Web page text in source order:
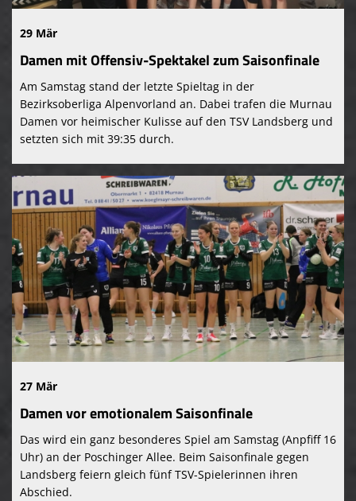
29 Mär
Damen mit Offensiv-Spektakel zum Saisonfinale
Am Samstag stand der letzte Spieltag in der
Bezirksoberliga Alpenvorland an. Dabei trafen die Murnau
Damen vor heimischer Kulisse auf den TSV Landsberg und
setzten sich mit 39:35 durch.
27 Mär
Damen vor emotionalem Saisonfinale
Das wird ein ganz besonderes Spiel am Samstag (Anpfiff 16
Uhr) an der Poschinger Allee. Beim Saisonfinale gegen
Landsberg feiern gleich fünf TSV-Spielerinnen ihren
Abschied.